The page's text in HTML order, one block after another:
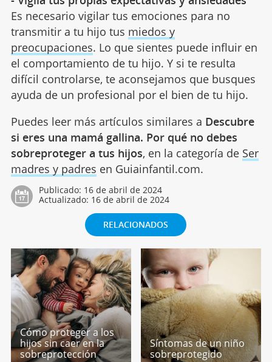
Es necesario vigilar tus emociones para no
transmitir a tu hijo tus miedos y
preocupaciones. Lo que sientes puede influir en
el comportamiento de tu hijo. Y si te resulta
difícil controlarse, te aconsejamos que busques
ayuda de un profesional por el bien de tu hijo.
Puedes leer más artículos similares a Descubre
si eres una mamá gallina. Por qué no debes
sobreproteger a tus hijos, en la categoría de Ser
madres y padres en Guiainfantil.com.
Publicado: 16 de abril de 2024
Actualizado: 16 de abril de 2024
RELACIONADOS
Cómo proteger a los
hijos sin caer en la
sobreprotección
Síntomas de un niño
sobreprotegido